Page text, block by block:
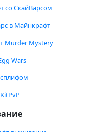
со СкайВарсом
в Майнкрафт
Murder Mystery
Wars